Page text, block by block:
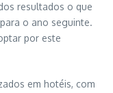
resultados o que
o ano seguinte.
por este
em hotéis, com